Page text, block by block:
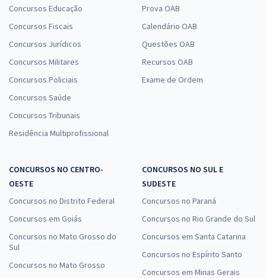
Concursos Educação
Concursos Fiscais
Concursos Jurídicos
Concursos Militares
Concursos Policiais
Concursos Saúde
Concursos Tribunais
Residência Multiprofissional
Prova OAB
Calendário OAB
Questões OAB
Recursos OAB
Exame de Ordem
CONCURSOS NO CENTRO-
OESTE
Concursos no Distrito Federal
Concursos em Goiás
Concursos no Mato Grosso do
Sul
Concursos no Mato Grosso
CONCURSOS NO SUL E
SUDESTE
Concursos no Paraná
Concursos no Rio Grande do Sul
Concursos em Santa Catarina
Concursos no Espírito Santo
Concursos em Minas Gerais